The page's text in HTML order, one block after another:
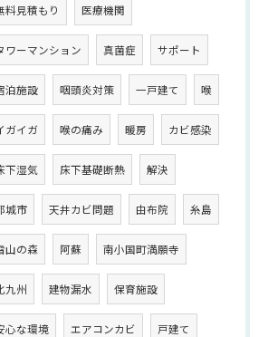
料見積もり 医療機関
ワーマンション 真菌症 サポート
泊施設 咽頭炎対策 一戸建て 喉
ガイガ 喉の痛み 暖房 カビ感染
下湿気 床下基礎断熱 解決
城市 天井カビ問題 由布院 糸島
山の森 阿蘇 南小国町満願寺
九州 建物漏水 保育施設
心な環境 エアコンカビ 戸建て